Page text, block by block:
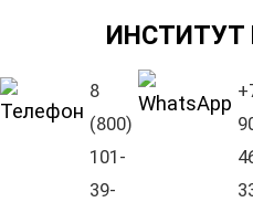
ИНСТИТУТ
8
(800)
101-
39-